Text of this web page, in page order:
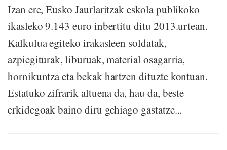
Izan ere, Eusko Jaurlaritzak eskola publikoko
ikasleko 9.143 euro inbertitu ditu 2013.urtean.
Kalkulua egiteko irakasleen soldatak,
azpiegiturak, liburuak, material osagarria,
hornikuntza eta bekak hartzen dituzte kontuan.
Estatuko zifrarik altuena da, hau da, beste
erkidegoak baino diru gehiago gastatze...